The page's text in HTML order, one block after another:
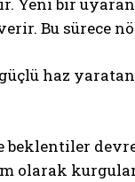
Yeni bir
Bu sürece
haz
beklentiler
olarak